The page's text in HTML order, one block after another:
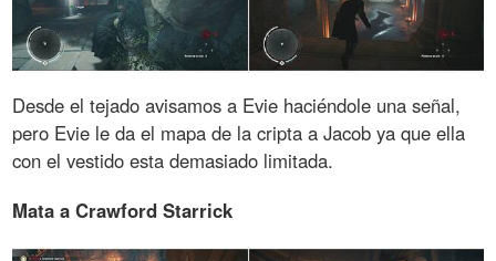
Desde el tejado avisamos a Evie haciéndole una señal,
pero Evie le da el mapa de la cripta a Jacob ya que ella
con el vestido esta demasiado limitada.
Mata a Crawford Starrick